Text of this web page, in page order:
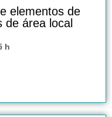
elementos de
de área local
h